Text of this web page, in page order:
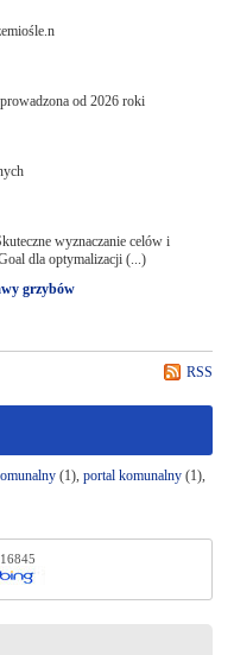
od 2026 roki
wyznaczanie celów i
dla optymalizacji (...)
grzybów
RSS
(1), portal komunalny(1),
16845